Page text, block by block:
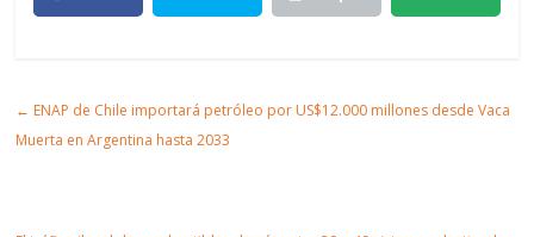
ulo
← ENAP de Chile importará petróleo por US$12.000 millones desde Vaca
Muerta en Argentina hasta 2033